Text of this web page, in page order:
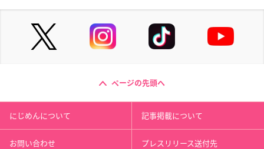
ページの先頭へ
にじめんについて 記事掲載について
お問い合わせ プレスリリース送付先